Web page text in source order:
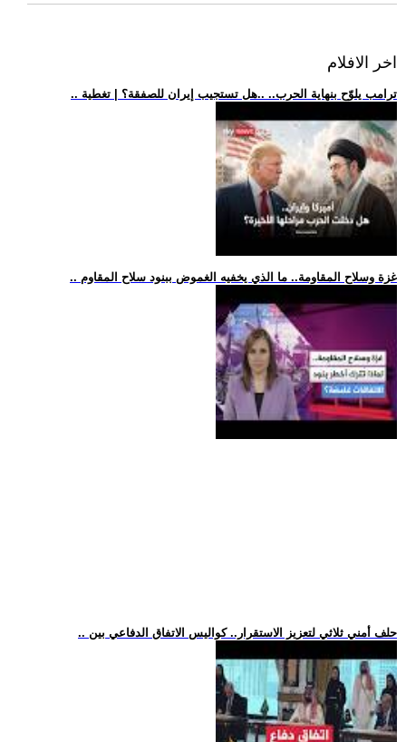
اخر الافلام
.. ترامب يلوّح بنهاية الحرب.. ..هل تستجيب إيران للصفقة؟ | تغطية
.. غزة وسلاح المقاومة.. ما الذي يخفيه الغموض ببنود سلاح المقاوم
.. حلف أمني ثلاثي لتعزيز الاستقرار.. كواليس الاتفاق الدفاعي بين